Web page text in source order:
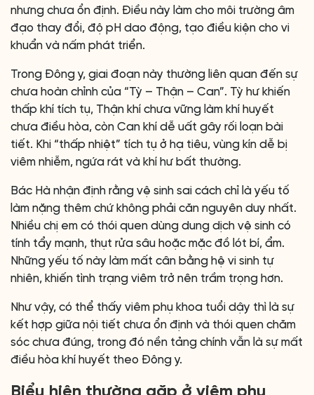
nhưng chưa ổn định. Điều này làm cho môi trường âm
đạo thay đổi, độ pH dao động, tạo điều kiện cho vi
khuẩn và nấm phát triển.
Trong Đông y, giai đoạn này thường liên quan đến sự
chưa hoàn chỉnh của “Tỳ – Thận – Can”. Tỳ hư khiến
thấp khí tích tụ, Thận khí chưa vững làm khí huyết
chưa điều hòa, còn Can khí dễ uất gây rối loạn bài
tiết. Khi “thấp nhiệt” tích tụ ở hạ tiêu, vùng kín dễ bị
viêm nhiễm, ngứa rát và khí hư bất thường.
Bác Hà nhận định rằng vệ sinh sai cách chỉ là yếu tố
làm nặng thêm chứ không phải căn nguyên duy nhất.
Nhiều chị em có thói quen dùng dung dịch vệ sinh có
tính tẩy mạnh, thụt rửa sâu hoặc mặc đồ lót bí, ẩm.
Những yếu tố này làm mất cân bằng hệ vi sinh tự
nhiên, khiến tình trạng viêm trở nên trầm trọng hơn.
Như vậy, có thể thấy viêm phụ khoa tuổi dậy thì là sự
kết hợp giữa nội tiết chưa ổn định và thói quen chăm
sóc chưa đúng, trong đó nền tảng chính vẫn là sự mất
điều hòa khí huyết theo Đông y.